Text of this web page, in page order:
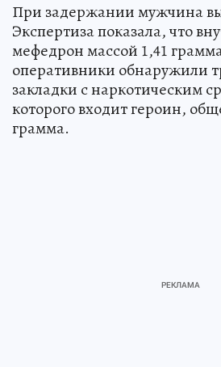
При задержании мужчина
Экспертиза показала, что
мефедрон массой 1,41
оперативники обнаружили
закладки с наркотическим
которого входит героин,
грамма.